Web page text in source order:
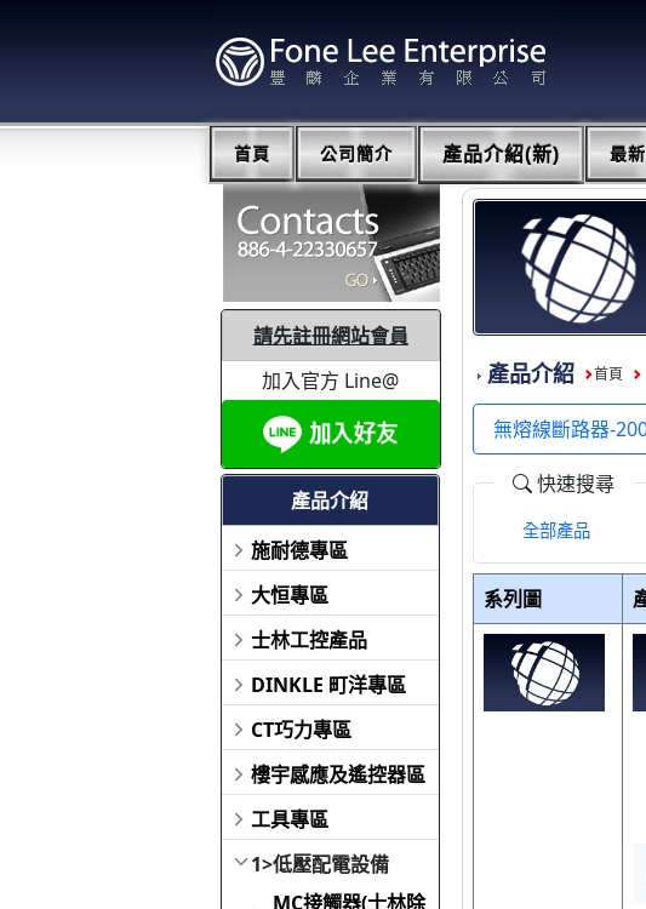
首頁 公司簡介 產品介紹(新) 最
請先註冊網站會員
加入官方 Line@
產品介紹
施耐德專區
大恒專區
士林工控產品
DINKLE 町洋專區
CT巧力專區
樓宇感應及遙控器區
工具專區
1>低壓配電設備
MC接觸器(士林除
產品介紹 首頁
無熔線斷路器-
快速搜尋
全部產品
系列圖